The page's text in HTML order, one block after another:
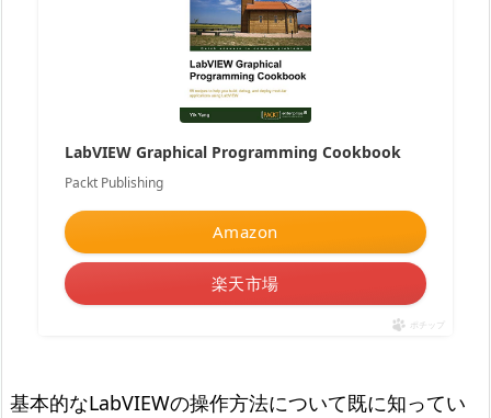
LabVIEW Graphical Programming Cookbook
Packt Publishing
Amazon
楽天市場
ポチップ
基本的なLabVIEWの操作方法について既に知ってい